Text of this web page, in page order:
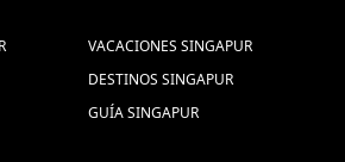
Tailândia,
Viagem
VACACIONES SINGAPUR
DESTINOS SINGAPUR
GUÍA SINGAPUR